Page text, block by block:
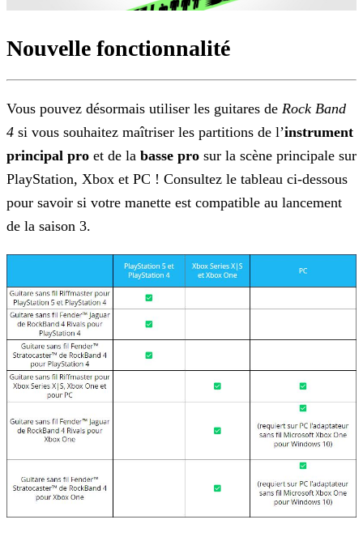
Nouvelle fonctionnalité
Vous pouvez désormais utiliser les guitares de Rock Band
4 si vous souhaitez maîtriser les partitions de l’instrument
principal pro et de la basse pro sur la scène principale sur
PlayStation, Xbox et PC ! Consultez le tableau ci-dessous
pour savoir si votre manette est compatible au lancement
de la saison 3.